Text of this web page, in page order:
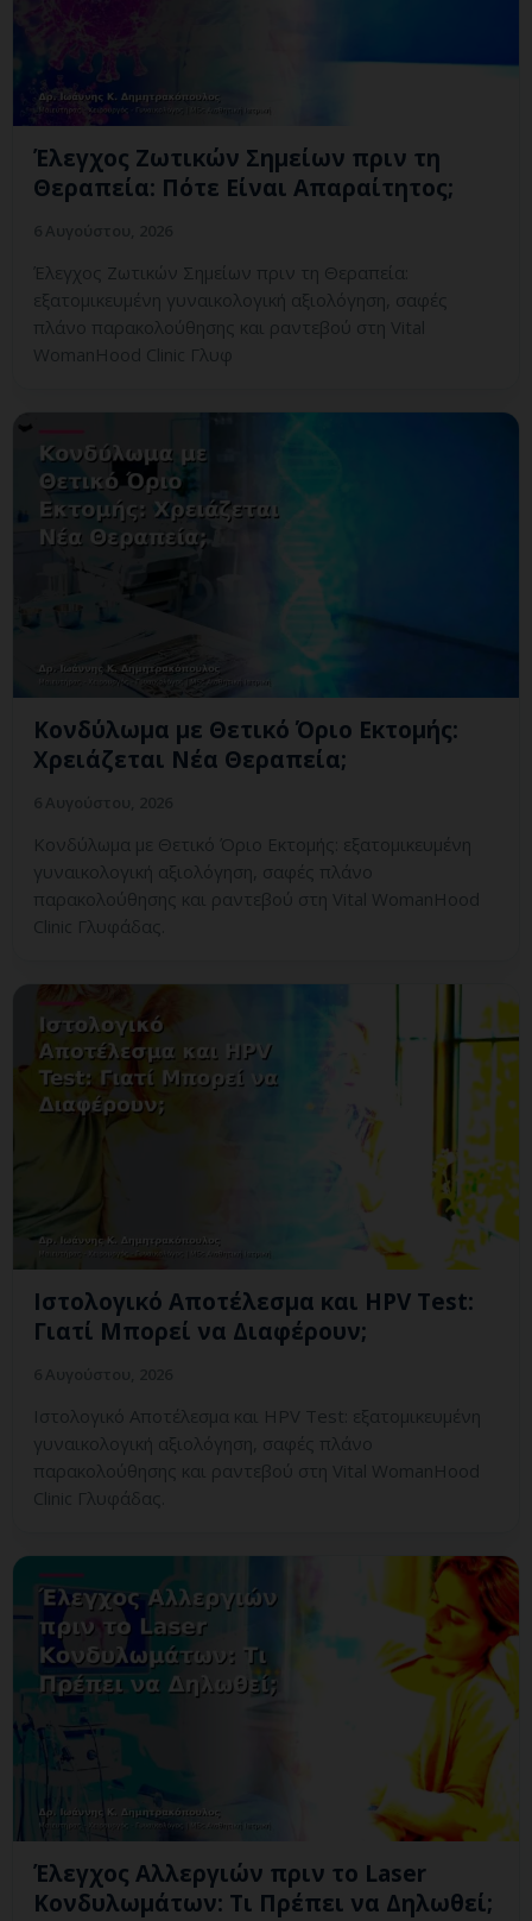
Έλεγχος Ζωτικών Σημείων πριν τη
Θεραπεία: Πότε Είναι Απαραίτητος;
Έλεγχος Ζωτικών Σημείων πριν τη Θεραπεία:
εξατομικευμένη γυναικολογική αξιολόγηση, σαφές
πλάνο παρακολούθησης και ραντεβού στη Vital
WomanHood Clinic Γλυφ
Κονδύλωμα με Θετικό Όριο Εκτομής:
Χρειάζεται Νέα Θεραπεία;
Κονδύλωμα με Θετικό Όριο Εκτομής: εξατομικευμένη
γυναικολογική αξιολόγηση, σαφές πλάνο
παρακολούθησης και ραντεβού στη Vital WomanHood
Clinic Γλυφάδας.
Ιστολογικό Αποτέλεσμα και HPV Test:
Γιατί Μπορεί να Διαφέρουν;
Ιστολογικό Αποτέλεσμα και HPV Test: εξατομικευμένη
γυναικολογική αξιολόγηση, σαφές πλάνο
παρακολούθησης και ραντεβού στη Vital WomanHood
Clinic Γλυφάδας.
Έλεγχος Αλλεργιών πριν το Laser
Κονδυλωμάτων: Τι Πρέπει να Δηλωθεί;